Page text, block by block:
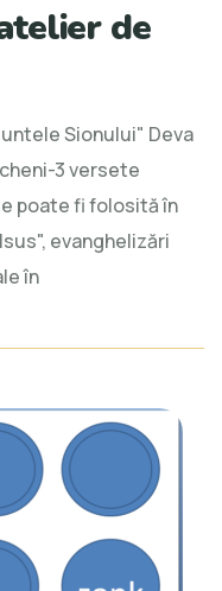
de
Sionului" Deva
3 versete
poate fi folosită în
evanghelizări
în